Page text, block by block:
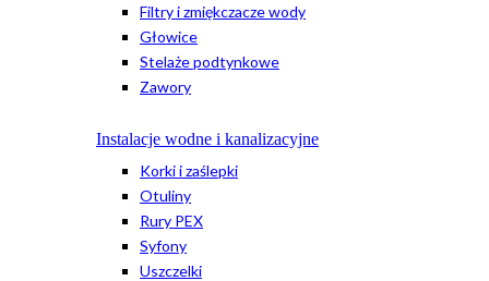
Filtry i zmiękczacze wody
Głowice
Stelaże podtynkowe
Zawory
Instalacje wodne i kanalizacyjne
Korki i zaślepki
Otuliny
Rury PEX
Syfony
Uszczelki